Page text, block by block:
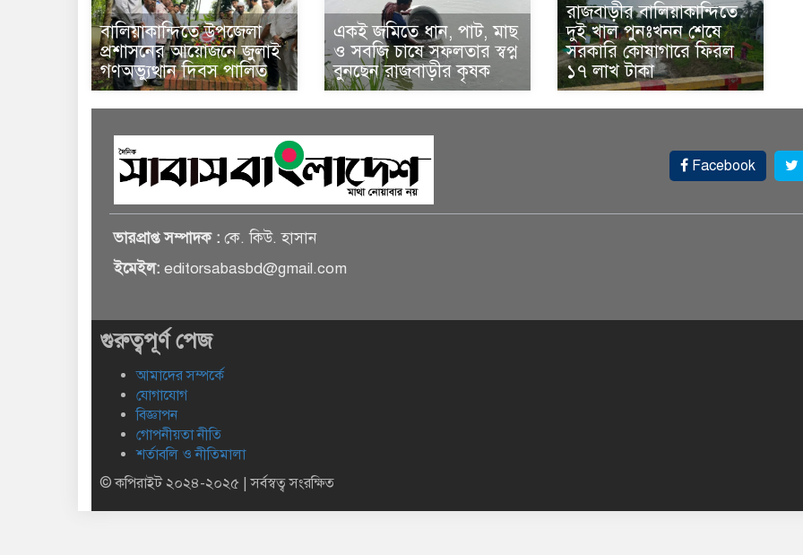
বালিয়াকান্দিতে উপজেলা
প্রশাসনের আয়োজনে জুলাই
গণঅভ্যুত্থান দিবস পালিত
একই জমিতে ধান, পাট, মাছ
ও সবজি চাষে সফলতার স্বপ্ন
বুনছেন রাজবাড়ীর কৃষক
রাজবাড়ীর বালিয়াকান্দিতে
দুই খাল পুনঃখনন শেষে
সরকারি কোষাগারে ফিরল
১৭ লাখ টাকা
Facebook
ভারপ্রাপ্ত সম্পাদক : কে. কিউ. হাসান
ইমেইল: editorsabasbd@gmail.com
গুরুত্বপূর্ণ পেজ
আমাদের সম্পর্কে
যোগাযোগ
বিজ্ঞাপন
গোপনীয়তা নীতি
শর্তাবলি ও নীতিমালা
© কপিরাইট ২০২৪-২০২৫ | সর্বস্বত্ব সংরক্ষিত